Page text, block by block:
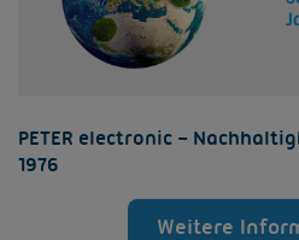
PETER electronic –
1976
Weitere